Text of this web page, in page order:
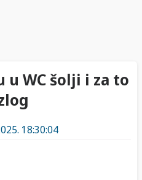
WC šolji i za to
18:30:04